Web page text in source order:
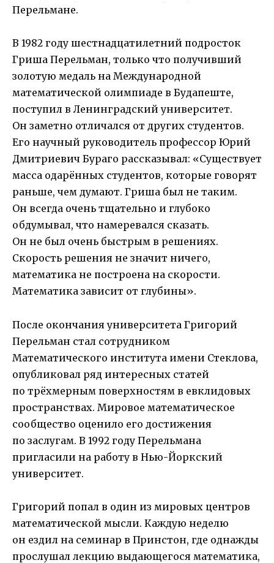
Перельмане.
В 1982 году шестнадцатилетний подросток
Гриша Перельман, только что получивший
золотую медаль на Международной
математической олимпиаде в Будапеште,
поступил в Ленинградский университет.
Он заметно отличался от других студентов.
Его научный руководитель профессор Юрий
Дмитриевич Бураго рассказывал: «Существует
масса одарённых студентов, которые говорят
раньше, чем думают. Гриша был не таким.
Он всегда очень тщательно и глубоко
обдумывал, что намеревался сказать.
Он не был очень быстрым в решениях.
Скорость решения не значит ничего,
математика не построена на скорости.
Математика зависит от глубины».
После окончания университета Григорий
Перельман стал сотрудником
Математического института имени Стеклова,
опубликовал ряд интересных статей
по трёхмерным поверхностям в евклидовых
пространствах. Мировое математическое
сообщество оценило его достижения
по заслугам. В 1992 году Перельмана
пригласили на работу в Нью-Йоркский
университет.
Григорий попал в один из мировых центров
математической мысли. Каждую неделю
он ездил на семинар в Принстон, где однажды
прослушал лекцию выдающегося математика,